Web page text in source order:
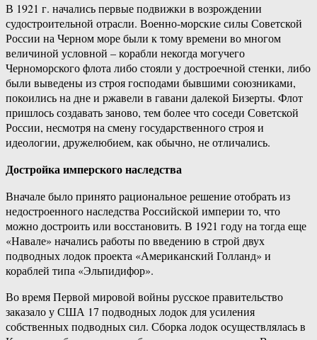
В 1921 г. начались первые подвижки в возрождении
судостроительной отрасли. Военно-морские силы Советской
России на Черном море были к тому времени во многом
величиной условной – корабли некогда могучего
Черноморского флота либо стояли у достроечной стенки, либо
были выведены из строя господами бывшими союзниками,
покоились на дне и ржавели в гавани далекой Бизерты. Флот
пришлось создавать заново, тем более что соседи Советской
России, несмотря на смену государственного строя и
идеологии, дружелюбием, как обычно, не отличались.
Достройка имперского наследства
Вначале было принято рациональное решение отобрать из
недостроенного наследства Российской империи то, что
можно достроить или восстановить. В 1921 году на тогда еще
«Навале» начались работы по введению в строй двух
подводных лодок проекта «Американский Голланд» и
кораблей типа «Эльпидифор».
Во время Первой мировой войны русское правительство
заказало у США 17 подводных лодок для усиления
собственных подводных сил. Сборка лодок осуществлялась в